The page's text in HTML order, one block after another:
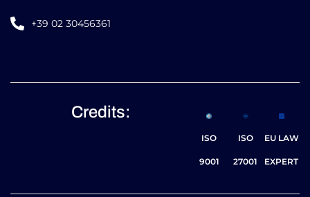
+39 02 30456361
Credits:
ISO
9001
ISO
27001
EU LAW
EXPERT